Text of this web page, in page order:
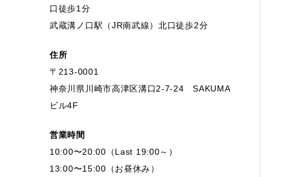
口徒歩1分
武蔵溝ノ口駅（JR南武線）北口徒歩2分
住所
〒213-0001
神奈川県川崎市高津区溝口2-7-24 SAKUMA
ビル4F
営業時間
10:00〜20:00（Last 19:00～）
13:00〜15:00（お昼休み）